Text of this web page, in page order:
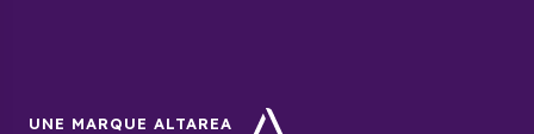
UNE MARQUE ALTAREA